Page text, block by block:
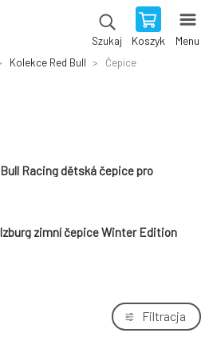
Szukaj Koszyk Menu
Kolekce Red Bull Čepice
Racing dětská čepice pro
s bambulí
zimní čepice Winter Edition
Filtracja